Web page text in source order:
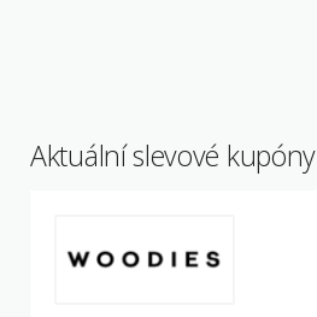
Aktuální slevové kupóny